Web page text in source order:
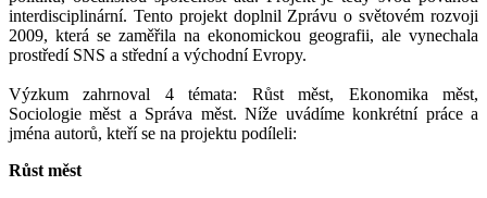
interdisciplinární. Tento projekt doplnil Zprávu o světovém rozvoji
2009, která se zaměřila na ekonomickou geografii, ale vynechala
prostředí SNS a střední a východní Evropy.
Výzkum zahrnoval 4 témata: Růst měst, Ekonomika měst,
Sociologie měst a Správa měst. Níže uvádíme konkrétní práce a
jména autorů, kteří se na projektu podíleli:
Růst měst